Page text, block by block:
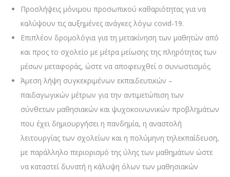
Προσλήψεις μόνιμου προσωπικού καθαριότητας για να
καλύψουν τις αυξημένες ανάγκες λόγω covid-19.
Επιπλέον δρομολόγια για τη μετακίνηση των μαθητών από
και προς το σχολείο με μέτρα μείωσης της πληρότητας των
μέσων μεταφοράς, ώστε να αποφευχθεί ο συνωστισμός.
Άμεση λήψη συγκεκριμένων εκπαιδευτικών –
παιδαγωγικών μέτρων για την αντιμετώπιση των
σύνθετων μαθησιακών και ψυχοκοινωνικών προβλημάτων
που έχει δημιουργήσει η πανδημία, η αναστολή
λειτουργίας των σχολείων και η πολύμηνη τηλεκπαίδευση,
με παράλληλο περιορισμό της ύλης των μαθημάτων ώστε
να καταστεί δυνατή η κάλυψη όλων των μαθησιακών